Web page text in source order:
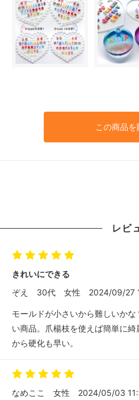
この商品を
レビ
きれいにできる
ぞえ
30代 女性 2024/09/27
モールドが小さいから難しいか
い商品。爪楊枝を使えば簡単に
から硬化も早い。
なめここ 女性 2024/05/03